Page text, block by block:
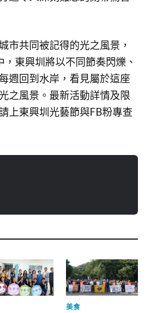
市共同被記得的光之風景，
東興圳將以不同節奏閃爍、
週回到水岸，看見屬於這座
之風景。最新活動詳情及限
上東興圳光藝節與FB粉專查
美食